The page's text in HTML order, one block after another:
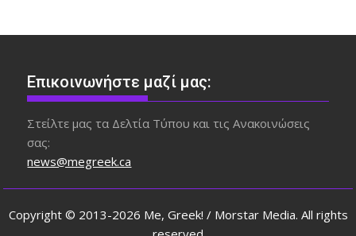
Επικοινωνήστε μαζί μας:
Στείλτε μας τα Δελτία Τύπου και τις Ανακοινώσεις
σας:
news@megreek.ca
Copyright © 2013-2026 Me, Greek! / Morstar Media. All rights